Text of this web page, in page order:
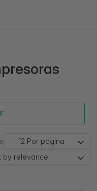
12 Por página
by relevance